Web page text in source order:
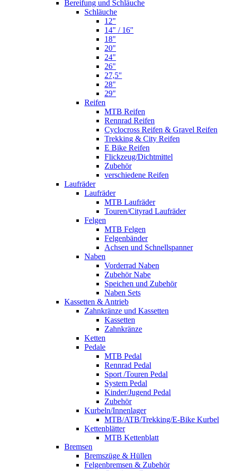
Bereifung und Schläuche
Schläuche
12"
14" / 16"
18"
20"
24"
26"
27,5"
28"
29"
Reifen
MTB Reifen
Rennrad Reifen
Cyclocross Reifen & Gravel Reifen
Trekking & City Reifen
E Bike Reifen
Flickzeug/Dichtmittel
Zubehör
verschiedene Reifen
Laufräder
Laufräder
MTB Laufräder
Touren/Cityrad Laufräder
Felgen
MTB Felgen
Felgenbänder
Achsen und Schnellspanner
Naben
Vorderrad Naben
Zubehör Nabe
Speichen und Zubehör
Naben Sets
Kassetten & Antrieb
Zahnkränze und Kassetten
Kassetten
Zahnkränze
Ketten
Pedale
MTB Pedal
Rennrad Pedal
Sport /Touren Pedal
System Pedal
Kinder/Jugend Pedal
Zubehör
Kurbeln/Innenlager
MTB/ATB/Trekking/E-Bike Kurbel
Kettenblätter
MTB Kettenblatt
Bremsen
Bremszüge & Hüllen
Felgenbremsen & Zubehör